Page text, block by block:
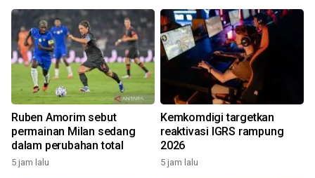
Ruben Amorim sebut
permainan Milan sedang
dalam perubahan total
5 jam lalu
Kemkomdigi targetkan
reaktivasi IGRS rampung
2026
5 jam lalu